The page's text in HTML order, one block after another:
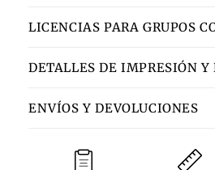
LICENCIAS PARA GRUPOS
DETALLES DE IMPRESIÓN
ENVÍOS Y DEVOLUCIONES